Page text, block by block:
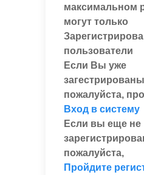
максимальном
могут только
пользователи
Если Вы уже
пожалуйста,
Вход в систему
Если вы еще не
пожалуйста,
Пройдите